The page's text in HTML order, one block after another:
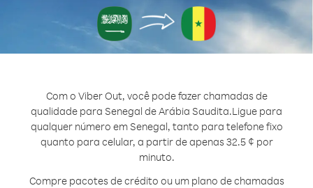
Com o Viber Out, você pode fazer chamadas de
qualidade para Senegal de Arábia Saudita.Ligue para
qualquer número em Senegal, tanto para telefone fixo
quanto para celular, a partir de apenas 32.5 ¢ por
minuto.
Compre pacotes de crédito ou um plano de chamadas